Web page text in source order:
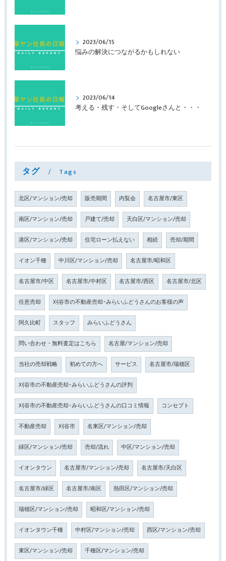
2023/06/15
悩みの解決につながるかもしれない
2023/06/14
考える・残す・そしてGoogleさんと・・・
タグ Tags
北区/マンション/売却 販売期間 内覧会 名古屋市/東区
南区/マンション/売却 戸建て/売却 天白区/マンション/売却
港区/マンション/売却 住宅ローン払えない 相続 売却/期間
イオン千種 中川区/マンション/売却 名古屋市/昭和区
名古屋市/中区 名古屋市/中村区 名古屋市/西区 名古屋市/北区
任意売却 刈谷市の不動産売却･みらいふどうさんのお客様の声
阿久比町 スタッフ みらいふどうさん
問い合わせ・無料査定はこちら 名古屋/マンション/売却
当社の売却戦略 初めての方へ サービス 名古屋市/瑞穂区
刈谷市の不動産売却･みらいふどうさんの評判
刈谷市の不動産売却･みらいふどうさんの口コミ情報 コンセプト
不動産売却 刈谷市 名東区/マンション/売却
緑区/マンション/売却 売却/流れ 中区/マンション/売却
イオンタウン 名古屋市/マンション/売却 名古屋市/天白区
名古屋市/緑区 名古屋市/南区 熱田区/マンション/売却
瑞穂区/マンション/売却 昭和区/マンション/売却
イオンタウン千種 中村区/マンション/売却 西区/マンション/売却
東区/マンション/売却 千種区/マンション/売却